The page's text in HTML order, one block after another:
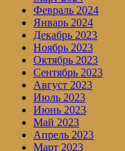
Февраль 2024
Январь 2024
Декабрь 2023
Ноябрь 2023
Октябрь 2023
Сентябрь 2023
Август 2023
Июль 2023
Июнь 2023
Май 2023
Апрель 2023
Март 2023